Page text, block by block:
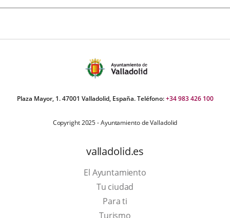
Plaza Mayor, 1. 47001 Valladolid, España. Teléfono:+34 983 426 100
Copyright 2025 - Ayuntamiento de Valladolid
valladolid.es
El Ayuntamiento
Tu ciudad
Para ti
TurismoEste